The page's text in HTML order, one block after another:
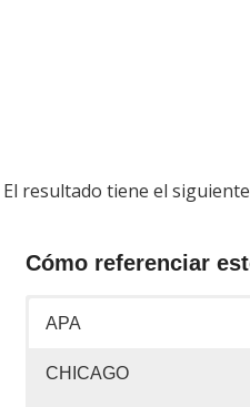
El resultado tiene el
Cómo referenciar
APA
CHICAGO